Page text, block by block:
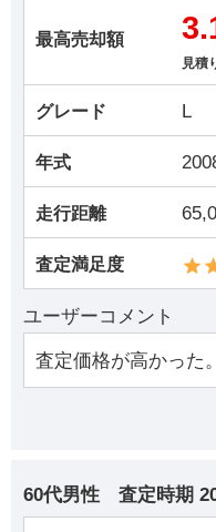
最高売却額
見積
グレード L
年式
走行距離
査定満足度
ユーザーコメント
査定価格が高かった。
60代男性 査定時期